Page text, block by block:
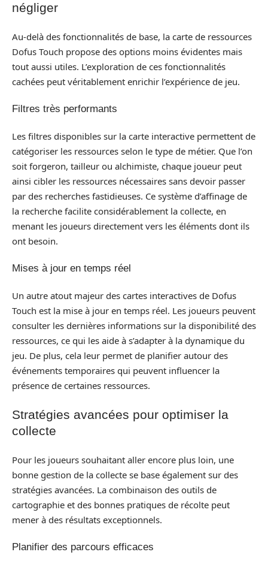
négliger
Au-delà des fonctionnalités de base, la carte de ressources
Dofus Touch propose des options moins évidentes mais
tout aussi utiles. L’exploration de ces fonctionnalités
cachées peut véritablement enrichir l’expérience de jeu.
Filtres très performants
Les filtres disponibles sur la carte interactive permettent de
catégoriser les ressources selon le type de métier. Que l’on
soit forgeron, tailleur ou alchimiste, chaque joueur peut
ainsi cibler les ressources nécessaires sans devoir passer
par des recherches fastidieuses. Ce système d’affinage de
la recherche facilite considérablement la collecte, en
menant les joueurs directement vers les éléments dont ils
ont besoin.
Mises à jour en temps réel
Un autre atout majeur des cartes interactives de Dofus
Touch est la mise à jour en temps réel. Les joueurs peuvent
consulter les dernières informations sur la disponibilité des
ressources, ce qui les aide à s’adapter à la dynamique du
jeu. De plus, cela leur permet de planifier autour des
événements temporaires qui peuvent influencer la
présence de certaines ressources.
Stratégies avancées pour optimiser la
collecte
Pour les joueurs souhaitant aller encore plus loin, une
bonne gestion de la collecte se base également sur des
stratégies avancées. La combinaison des outils de
cartographie et des bonnes pratiques de récolte peut
mener à des résultats exceptionnels.
Planifier des parcours efficaces